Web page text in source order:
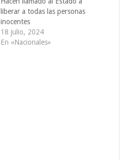
liberar a todas las personas
inocentes
18 julio, 2024
En «Nacionales»